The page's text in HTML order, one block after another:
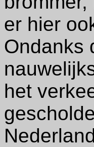
er hier
Ondanks
het